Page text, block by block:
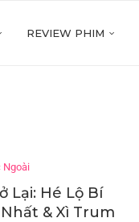
REVIEW PHIM
Ngoài
Lại: Hé Lộ Bí
& Xì Trum